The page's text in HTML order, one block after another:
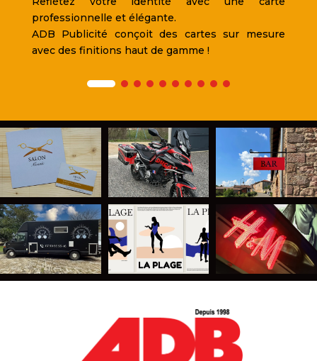
professionnelle et élégante.
ADB Publicité conçoit des cartes sur mesure
avec des finitions haut de gamme !